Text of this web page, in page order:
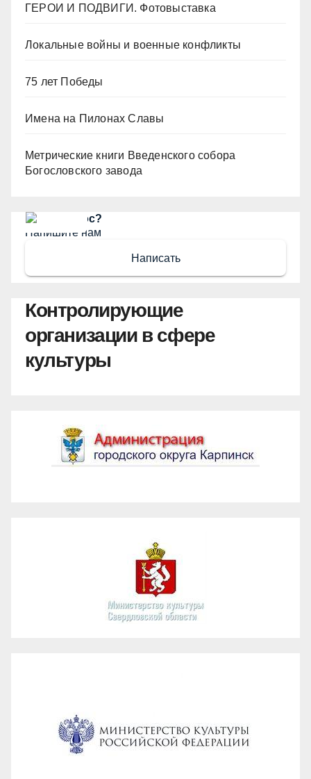
ГЕРОИ И ПОДВИГИ. Фотовыставка
Локальные войны и военные конфликты
75 лет Победы
Имена на Пилонах Славы
Метрические книги Введенского собора
Богословского завода
Есть вопрос?
Напишите нам
Написать
Контролирующие
организации в сфере
культуры